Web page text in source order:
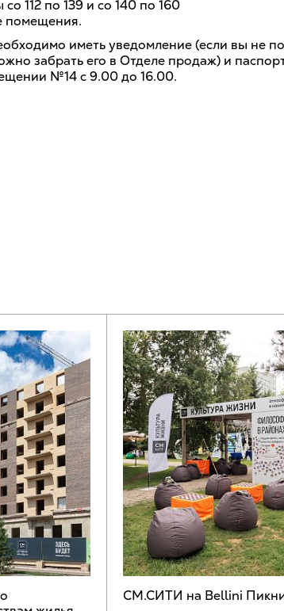
112 по 139 и со 140 по 160
иметь уведомление (если вы не
забрать его в Отделе продаж) и
№14 с 9.00 до 16.00.
СМ.СИТИ на Bellini